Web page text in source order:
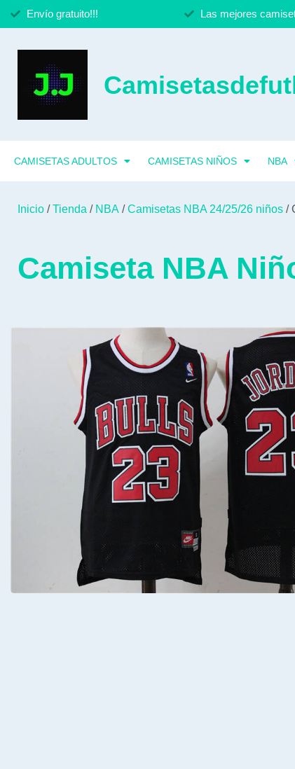
Envío gratuito!!! Las mejores
CAMISETAS ADULTOS CAMISETAS NIÑOS NBA
Inicio /Tienda / NBA /Camisetas NBA 24/25/26 niños /
Camiseta NBA